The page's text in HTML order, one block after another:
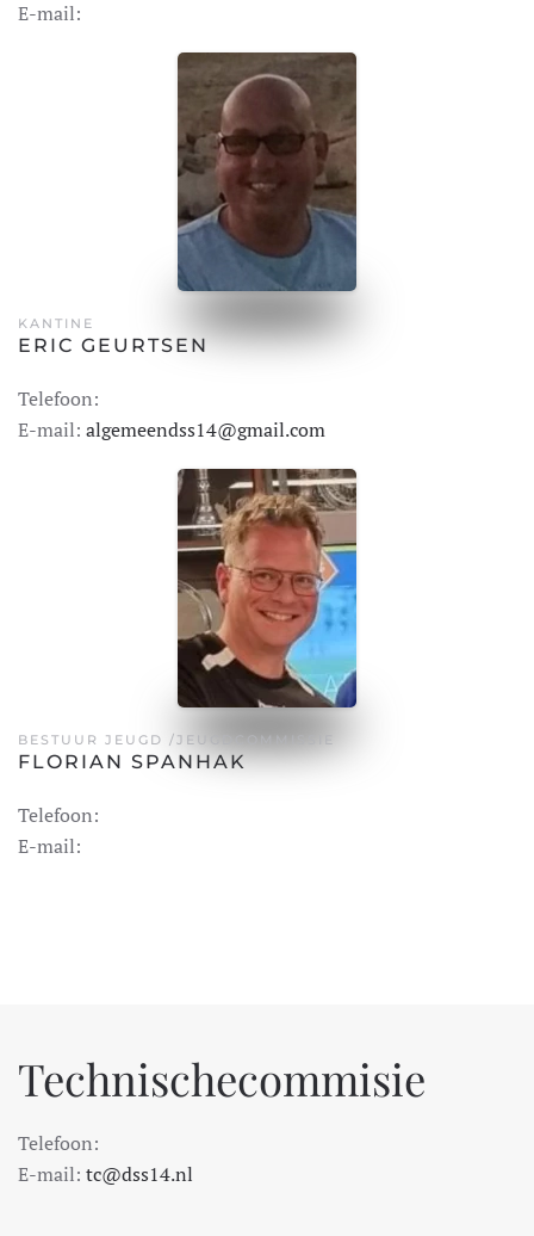
E-mail:
KANTINE
ERIC GEURTSEN
Telefoon:
E-mail: algemeendss14@gmail.com
BESTUUR JEUGD /JEUGDCOMMISSIE
FLORIAN SPANHAK
Telefoon:
E-mail:
Technischecommisie
Telefoon:
E-mail: tc@dss14.nl